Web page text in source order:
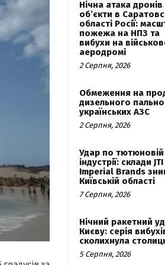
Нічна атака
об’єкти в
області Росії:
пожежа на НПЗ та
вибухи на
аеродромі
2 Серпня, 2026
Обмеження на
дизельного
українських АЗС
2 Серпня, 2026
Удар по тютюновій
індустрії: склади
Imperial Brands
Київській області
7 Серпня, 2026
Нічний ракетний
Києву: серія
сколихнула
5 Серпня, 2026